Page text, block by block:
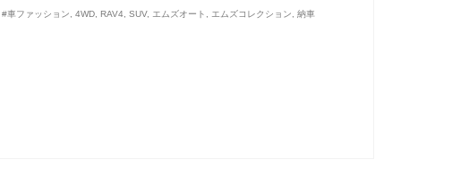
,#車ファッション ,4WD ,RAV4 ,SUV, エムズオート エムズコレクション ,納車